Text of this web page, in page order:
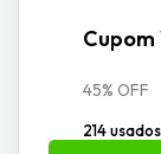
Cupom
45% OFF
214